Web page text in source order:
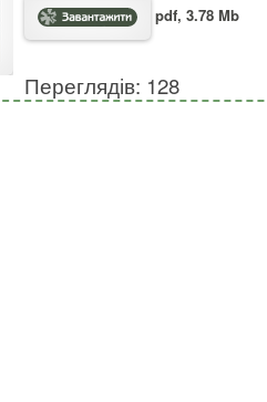
pdf, 3.78 Mb
Переглядів: 128